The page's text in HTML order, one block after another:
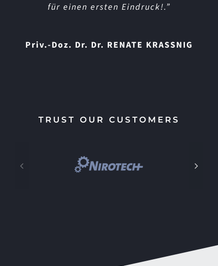
für einen ersten Eindruck!.”
Priv.-Doz. Dr. Dr. RENATE KRASSNIG
analytischer Blick mit der Frage,
TRUST OUR CUSTOMERS